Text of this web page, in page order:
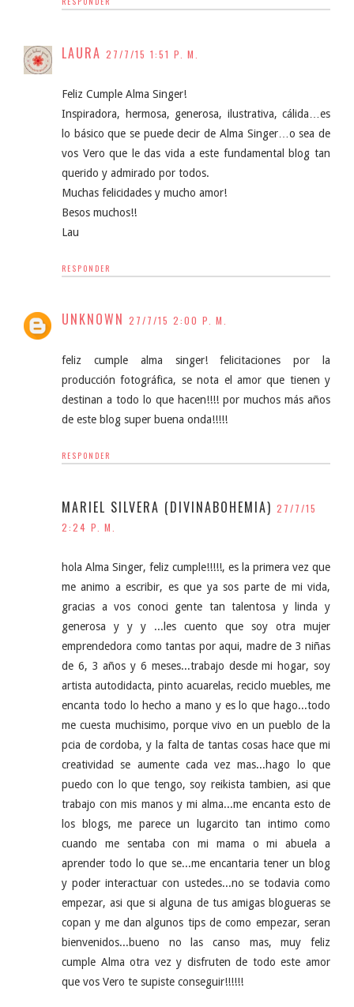
LAURA 27/7/15 1:51 P. M.
Feliz Cumple Alma Singer!
Inspiradora, hermosa, generosa, ilustrativa, cálida…es
lo básico que se puede decir de Alma Singer…o sea de
vos Vero que le das vida a este fundamental blog tan
querido y admirado por todos.
Muchas felicidades y mucho amor!
Besos muchos!!
Lau
RESPONDER
UNKNOWN 27/7/15 2:00 P. M.
feliz cumple alma singer! felicitaciones por la
producción fotográfica, se nota el amor que tienen y
destinan a todo lo que hacen!!!! por muchos más años
de este blog super buena onda!!!!!
RESPONDER
MARIEL SILVERA (DIVINABOHEMIA) 27/7/15
2:24 P. M.
hola Alma Singer, feliz cumple!!!!!, es la primera vez que
me animo a escribir, es que ya sos parte de mi vida,
gracias a vos conoci gente tan talentosa y linda y
generosa y y y ...les cuento que soy otra mujer
emprendedora como tantas por aqui, madre de 3 niñas
de 6, 3 años y 6 meses...trabajo desde mi hogar, soy
artista autodidacta, pinto acuarelas, reciclo muebles, me
encanta todo lo hecho a mano y es lo que hago...todo
me cuesta muchisimo, porque vivo en un pueblo de la
pcia de cordoba, y la falta de tantas cosas hace que mi
creatividad se aumente cada vez mas...hago lo que
puedo con lo que tengo, soy reikista tambien, asi que
trabajo con mis manos y mi alma...me encanta esto de
los blogs, me parece un lugarcito tan intimo como
cuando me sentaba con mi mama o mi abuela a
aprender todo lo que se...me encantaria tener un blog
y poder interactuar con ustedes...no se todavia como
empezar, asi que si alguna de tus amigas blogueras se
copan y me dan algunos tips de como empezar, seran
bienvenidos...bueno no las canso mas, muy feliz
cumple Alma otra vez y disfruten de todo este amor
que vos Vero te supiste conseguir!!!!!!